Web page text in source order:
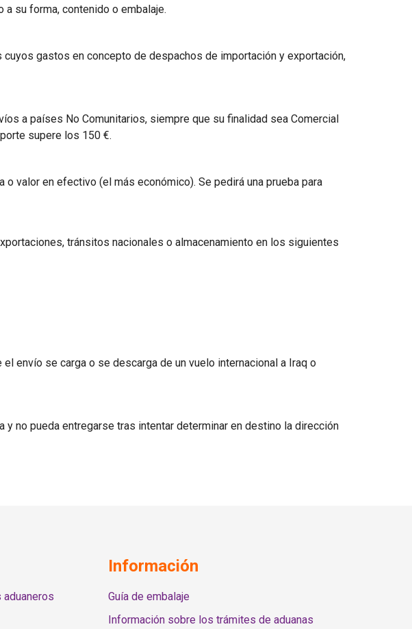
su forma, contenido o embalaje.
gastos en concepto de despachos de importación y exportación,
a países No Comunitarios, siempre que su finalidad sea Comercial
supere los 150 €.
valor en efectivo (el más económico). Se pedirá una prueba para
tránsitos nacionales o almacenamiento en los siguientes
envío se carga o se descarga de un vuelo internacional a Iraq o
no pueda entregarse tras intentar determinar en destino la dirección
Información
Guía de embalaje
Información sobre los trámites de aduanas